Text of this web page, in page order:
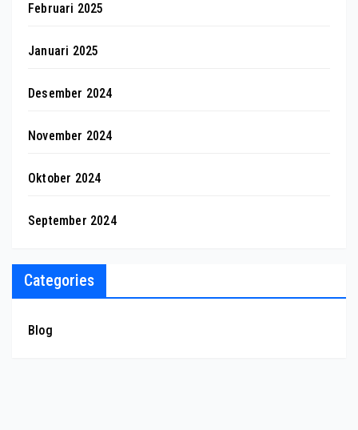
Februari 2025
Januari 2025
Desember 2024
November 2024
Oktober 2024
September 2024
Categories
Blog